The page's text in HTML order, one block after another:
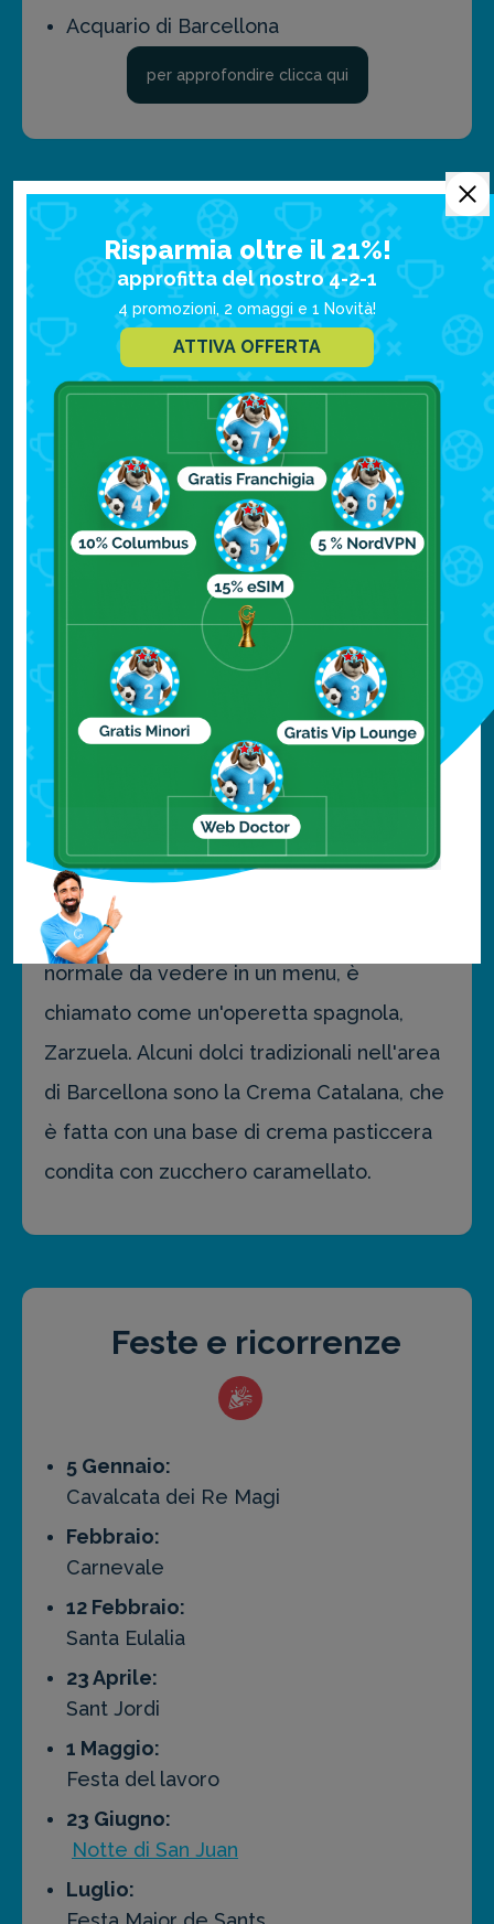
Acquario di Barcellona
per approfondire clicca qui
Cosa Mangiare
La gastronomia di Barcellona può essere
descritta come una combinazione
dinamica di tradizione insieme ad una
varietà di influenze provenienti da altre
culture. Chiaramente il sapore
mediterraneo è contrassegnato dall'uso di
olio d'oliva, verdure fresche, pesce e
carne. C'è molta originalità nei piatti
grazie alla vicinanza di Barcellona al mare
e alle montagne. Un piatto popolare e
famoso a Barcellona è la escudella, una
sorta di stufato tipico della regione.
Normalmente è composto da verdure,
pasta, riso e patate. Un altro piatto tipico è
a base di pesce che è abbastanza
normale da vedere in un menu, è
chiamato come un'operetta spagnola,
Zarzuela. Alcuni dolci tradizionali nell'area
di Barcellona sono la Crema Catalana, che
è fatta con una base di crema pasticcera
condita con zucchero caramellato.
Feste e ricorrenze
5 Gennaio:
Cavalcata dei Re Magi
Febbraio:
Carnevale
12 Febbraio:
Santa Eulalia
23 Aprile:
Sant Jordi
1 Maggio:
Festa del lavoro
23 Giugno:
Notte di San Juan
Luglio:
Risparmia oltre il 21%!
approfitta del nostro 4-2-1
4 promozioni, 2 omaggi e 1 Novità!
ATTIVA OFFERTA